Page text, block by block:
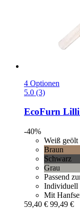
4 Optionen
5.0 (3)
EcoFurn Lilli
-40%
Weiß geölt
Braun
Schwarz
Grau
Passend
Individuell
Mit
59,40 € 99,49 €